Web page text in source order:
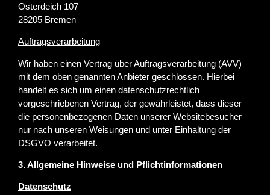
Osterdeich 107
28205 Bremen
Auftragsverarbeitung
Wir haben einen Vertrag über Auftragsverarbeitung (AVV)
mit dem oben genannten Anbieter geschlossen. Hierbei
handelt es sich um einen datenschutzrechtlich
vorgeschriebenen Vertrag, der gewährleistet, dass dieser
die personenbezogenen Daten unserer Websitebesucher
nur nach unseren Weisungen und unter Einhaltung der
DSGVO verarbeitet.
3. Allgemeine Hinweise und Pflicht­informationen
Datenschutz